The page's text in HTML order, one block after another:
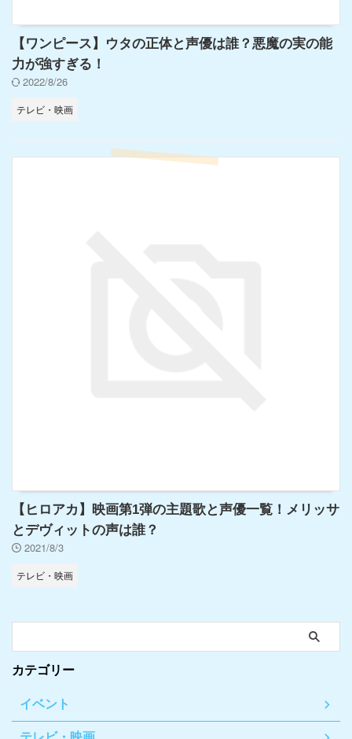
【ワンピース】ウタの正体と声優は誰？悪魔の実の能
力が強すぎる！
2022/8/26
テレビ・映画
【ヒロアカ】映画第1弾の主題歌と声優一覧！メリッサ
とデヴィットの声は誰？
2021/8/3
テレビ・映画
カテゴリー
イベント